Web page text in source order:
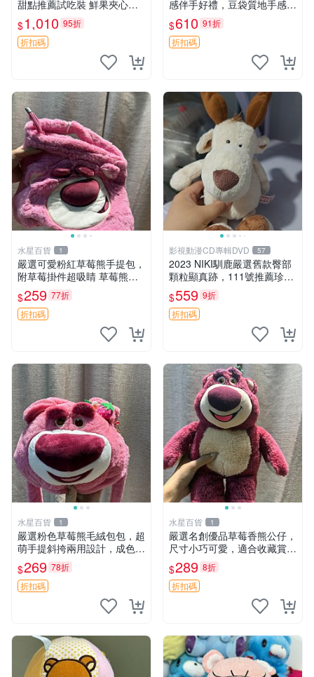
甜點推薦試吃裝 鮮果夾心糖
果，甜蜜滋味享不停 薄荷草
莓 奶油心 60粒 mini小甜心糖
果，水果味夾心零食裝 心形
$1,010 95折
折扣碼
感伴手好禮，豆袋質地手感
佳，抱枕小熊 recom 推薦 白
色豆袋 玩具
$610 91折
折扣碼
水星百貨 1
嚴選可愛粉紅草莓熊手提包，
附草莓掛件超吸睛 草莓熊手
提包 草莓掛件 可愛portunes
e
$259 77折
折扣碼
影視動漫CD專輯DVD 57
2023 NIKI馴鹿嚴選舊款臀部
顆粒顯真跡，111號推薦珍藏
品 馴鹿 舊款 尾巴顆粒
$559 9折
折扣碼
水星百貨 1
嚴選粉色草莓熊毛絨包包，超
萌手提斜挎兩用設計，成色上
佳容量大 粉紅草莓 毛絨包 超
大容量
$269 78折
折扣碼
水星百貨 1
嚴選名創優品草莓香熊公仔，
尺寸小巧可愛，適合收藏賞玩
30cm 玩具 公仔 草莓熊
$289 8折
折扣碼